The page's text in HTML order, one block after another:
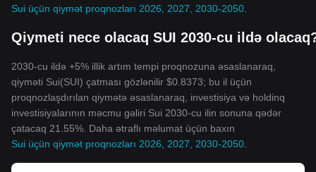
Sui üçün qiymət proqnozları 2026, 2027, 2030-2050
Qiymeti nece olacaq SUI 2030-cu ildə
2030-cu ildə +5% illik artım tempi proqnozuna əsaslanaraq,
qiyməti Sui(SUI) çatması gözlənilir $0.8373; bu il üçün
proqnozlaşdırılan qiymətə əsaslanaraq, investisiya və holdinq
investisiyalarının məcmu gəliri Sui 2030-cu ilin sonuna qədər
çatacaq 21.55%. Daha ətraflı məlumat üçün baxın
Sui üçün qiymət proqnozları 2026, 2027, 2030-2050